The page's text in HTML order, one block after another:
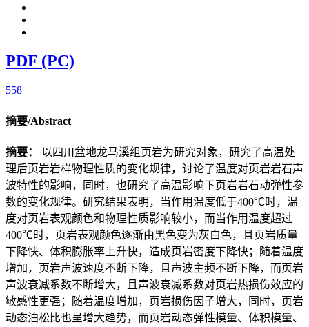
PDF (PC)
558
摘要/Abstract
摘要： 以四川盆地龙马溪组页岩为研究对象，研究了高温处
理后页岩岩样物理性质的变化规律，讨论了温度对页岩岩石声
波特性的影响，同时，也研究了高温影响下页岩岩石动弹性参
数的变化规律。研究结果表明，当作用温度低于400℃时，温
度对页岩表观颜色和物理性质影响较小，而当作用温度超过
400℃时，页岩表观颜色逐渐由黑色变为灰白色，且页岩质量
下降快、体积膨胀率上升快，造成页岩密度下降快；随着温度
增加，页岩声波速度不断下降，且声波主频不断下降，而页岩
声波衰减系数不断增大，且声波衰减系数对页岩热损伤效应的
敏感性更强；随着温度增加，页岩损伤因子增大，同时，页岩
动态泊松比也呈增大趋势，而页岩动态弹性模量、体积模量、